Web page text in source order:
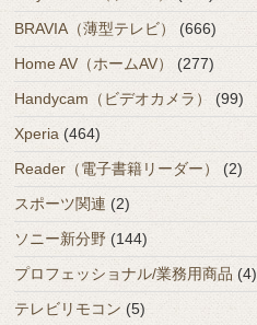
BRAVIA（薄型テレビ）
(666)
Home AV（ホームAV）
(277)
Handycam（ビデオカメラ）
(99)
Xperia (464)
Reader（電子書籍リーダー）
(2)
スポーツ関連 (2)
ソニー新分野 (144)
プロフェッショナル/業務用商品 (4)
テレビリモコン (5)